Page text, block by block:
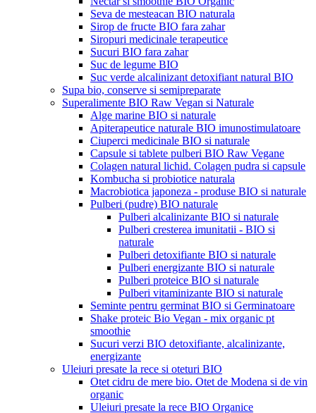
Seva de mesteacan BIO naturala
Sirop de fructe BIO fara zahar
Siropuri medicinale terapeutice
Sucuri BIO fara zahar
Suc de legume BIO
Suc verde alcalinizant detoxifiant natural BIO
Supa bio, conserve si semipreparate
Superalimente BIO Raw Vegan si Naturale
Alge marine BIO si naturale
Apiterapeutice naturale BIO imunostimulatoare
Ciuperci medicinale BIO si naturale
Capsule si tablete pulberi BIO Raw Vegane
Colagen natural lichid. Colagen pudra si capsule
Kombucha si probiotice naturala
Macrobiotica japoneza - produse BIO si naturale
Pulberi (pudre) BIO naturale
Pulberi alcalinizante BIO si naturale
Pulberi cresterea imunitatii - BIO si
naturale
Pulberi detoxifiante BIO si naturale
Pulberi energizante BIO si naturale
Pulberi proteice BIO si naturale
Pulberi vitaminizante BIO si naturale
Seminte pentru germinat BIO si Germinatoare
Shake proteic Bio Vegan - mix organic pt
smoothie
Sucuri verzi BIO detoxifiante, alcalinizante,
energizante
Uleiuri presate la rece si oteturi BIO
Otet cidru de mere bio. Otet de Modena si de vin
organic
Uleiuri presate la rece BIO Organice